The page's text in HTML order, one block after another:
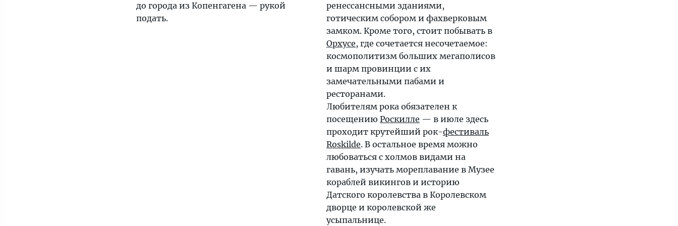
до города из Копенгагена — рукой
подать.
ренессансными зданиями,
готическим собором и фахверковым
замком. Кроме того, стоит побывать в
Орхусе, где сочетается несочетаемое:
космополитизм больших мегаполисов
и шарм провинции с их
замечательными пабами и
ресторанами.
Любителям рока обязателен к
посещению Роскилле — в июле здесь
проходит крутейший рок-фестиваль
Roskilde. В остальное время можно
любоваться с холмов видами на
гавань, изучать мореплавание в Музее
кораблей викингов и историю
Датского королевства в Королевском
дворце и королевской же
усыпальнице.